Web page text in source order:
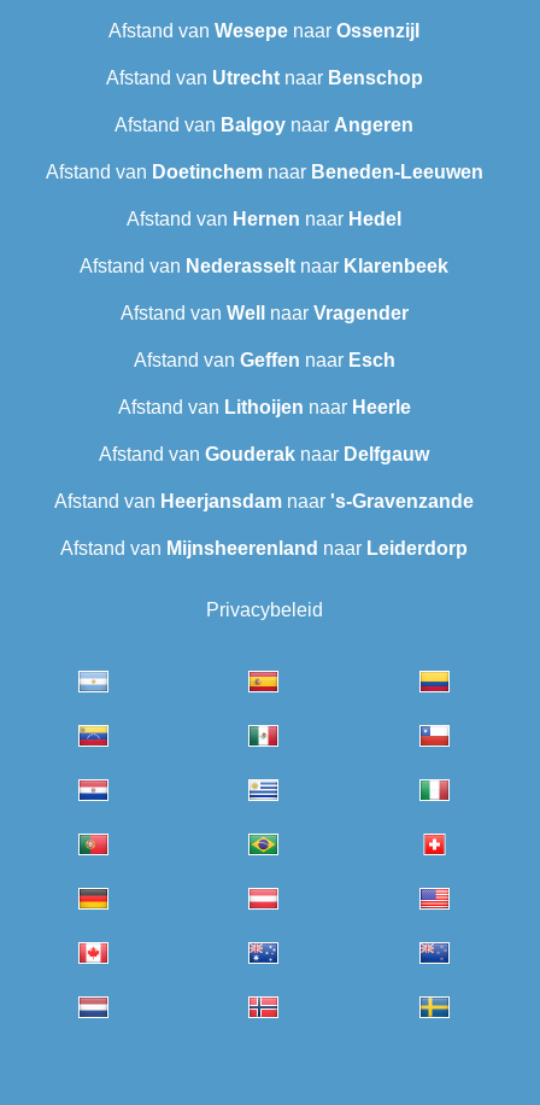
Afstand van Wesepe naar Ossenzijl
Afstand van Utrechtnaar Benschop
Afstand van Balgoy naar Angeren
Afstand van Doetinchemnaar Beneden-Leeuwen
Afstand van Hernen naar Hedel
Afstand van Nederasselt naar Klarenbeek
Afstand van Well naar Vragender
Afstand van Geffen naar Esch
Afstand van Lithoijen naar Heerle
Afstand van Gouderak naar Delfgauw
Afstand van Heerjansdam naar 's-Gravenzande
Afstand van Mijnsheerenland naar Leiderdorp
Privacybeleid